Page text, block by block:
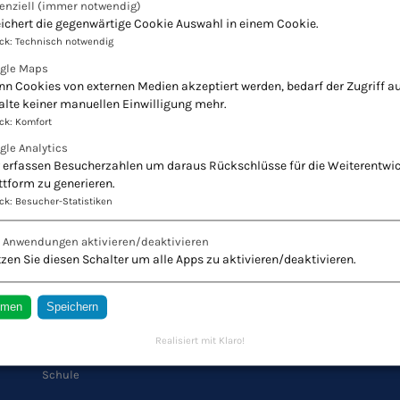
Naturheilkunde - Europäischer Verband
Innovation + Tradition = Zukunft
Schule
(immer notwendig)
die gegenwärtige Cookie Auswahl in einem Cookie.
: Technisch notwendig
Maps
Cookies von externen Medien akzeptiert werden, bedarf der Zugriff
keiner manuellen Einwilligung mehr.
: Komfort
Analytics
Besucherzahlen um daraus Rückschlüsse für die
zu generieren.
: Besucher-Statistiken
Anwendungen aktivieren/deaktivieren
Sie diesen Schalter um alle Apps zu aktivieren/deaktivieren.
Speichern
Realisiert mit Klaro!